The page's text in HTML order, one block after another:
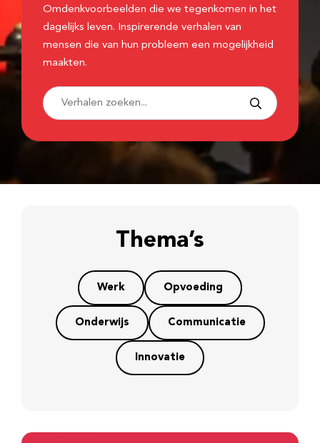
Omdenkvoorbeelden die we tegenkomen in het
dagelijks leven. Inspirerende verhalen van
mensen die van hun probleem een mogelijkheid
maakten.
Thema’s
Werk Opvoeding
Onderwijs Communicatie
Innovatie